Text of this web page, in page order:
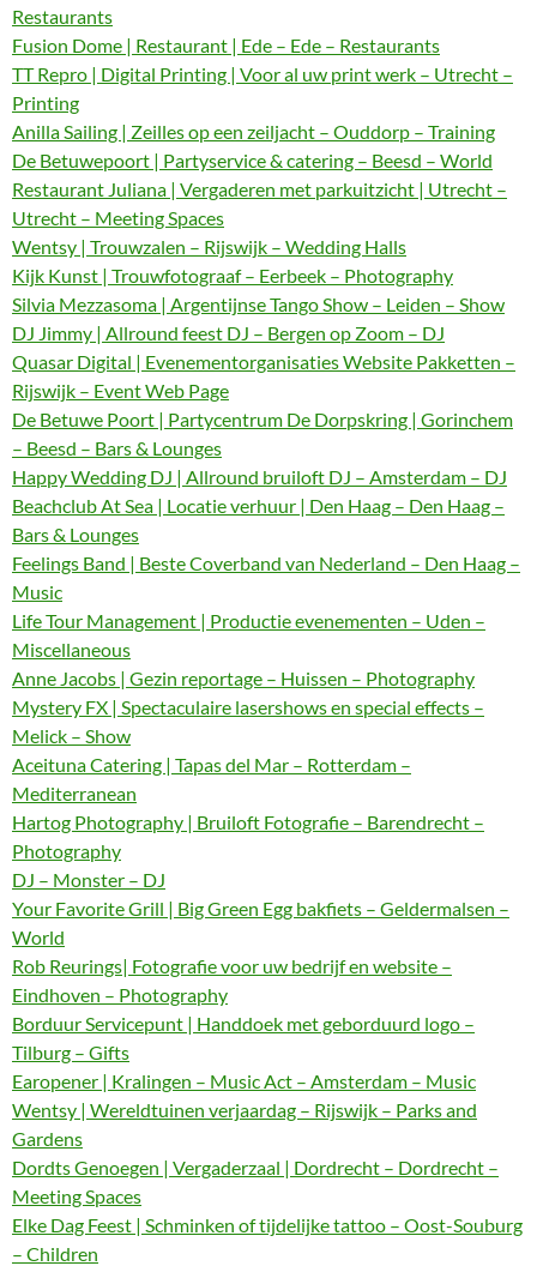
Restaurants
Fusion Dome | Restaurant | Ede – Ede – Restaurants
TT Repro | Digital Printing | Voor al uw print werk – Utrecht –
Printing
Anilla Sailing | Zeilles op een zeiljacht – Ouddorp – Training
De Betuwepoort | Partyservice & catering – Beesd – World
Restaurant Juliana | Vergaderen met parkuitzicht | Utrecht –
Utrecht – Meeting Spaces
Wentsy | Trouwzalen – Rijswijk – Wedding Halls
Kijk Kunst | Trouwfotograaf – Eerbeek – Photography
Silvia Mezzasoma | Argentijnse Tango Show – Leiden – Show
DJ Jimmy | Allround feest DJ – Bergen op Zoom – DJ
Quasar Digital | Evenementorganisaties Website Pakketten –
Rijswijk – Event Web Page
De Betuwe Poort | Partycentrum De Dorpskring | Gorinchem
– Beesd – Bars & Lounges
Happy Wedding DJ | Allround bruiloft DJ – Amsterdam – DJ
Beachclub At Sea | Locatie verhuur | Den Haag – Den Haag –
Bars & Lounges
Feelings Band | Beste Coverband van Nederland – Den Haag –
Music
Life Tour Management | Productie evenementen – Uden –
Miscellaneous
Anne Jacobs | Gezin reportage – Huissen – Photography
Mystery FX | Spectaculaire lasershows en special effects –
Melick – Show
Aceituna Catering | Tapas del Mar – Rotterdam –
Mediterranean
Hartog Photography | Bruiloft Fotografie – Barendrecht –
Photography
DJ – Monster – DJ
Your Favorite Grill | Big Green Egg bakfiets – Geldermalsen –
World
Rob Reurings| Fotografie voor uw bedrijf en website –
Eindhoven – Photography
Borduur Servicepunt | Handdoek met geborduurd logo –
Tilburg – Gifts
Earopener | Kralingen – Music Act – Amsterdam – Music
Wentsy | Wereldtuinen verjaardag – Rijswijk – Parks and
Gardens
Dordts Genoegen | Vergaderzaal | Dordrecht – Dordrecht –
Meeting Spaces
Elke Dag Feest | Schminken of tijdelijke tattoo – Oost-Souburg
– Children